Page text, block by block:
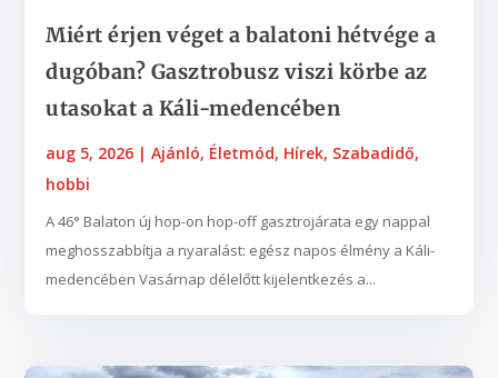
Miért érjen véget a balatoni hétvége a
dugóban? Gasztrobusz viszi körbe az
utasokat a Káli-medencében
aug 5, 2026 |Ajánló, Életmód, Hírek, Szabadidő,
hobbi
A 46° Balaton új hop-on hop-off gasztrojárata egy nappal
meghosszabbítja a nyaralást: egész napos élmény a Káli-
medencében Vasárnap délelőtt kijelentkezés a...